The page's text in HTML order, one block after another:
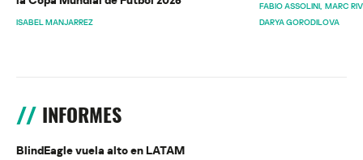
ISABEL MANJARREZ
FABIO ASSOLINI MARC
DARYA GORODILOVA
INFORMES
BlindEagle vuela alto en LATAM